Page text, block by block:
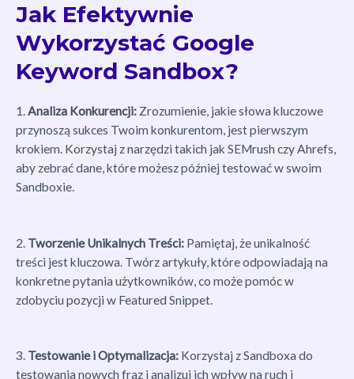
Jak Efektywnie
Wykorzystać Google
Keyword Sandbox?
1.Analiza Konkurencji: Zrozumienie, jakie słowa kluczowe
przynoszą sukces Twoim konkurentom, jest pierwszym
krokiem. Korzystaj z narzędzi takich jak SEMrush czy Ahrefs,
aby zebrać dane, które możesz później testować w swoim
Sandboxie.
2. Tworzenie Unikalnych Treści: Pamiętaj, że unikalność
treści jest kluczowa. Twórz artykuły, które odpowiadają na
konkretne pytania użytkowników, co może pomóc w
zdobyciu pozycji w Featured Snippet.
3. Testowanie i Optymalizacja: Korzystaj z Sandboxa do
testowania nowych fraz i analizuj ich wpływ na ruch i